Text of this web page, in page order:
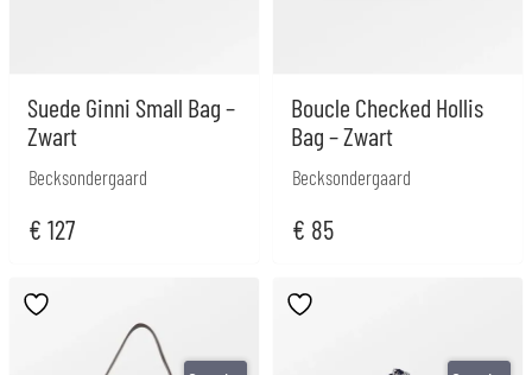
Suede Ginni Small Bag –
Zwart
Becksondergaard
€ 127
Boucle Checked Hollis
Bag – Zwart
Becksondergaard
€ 85